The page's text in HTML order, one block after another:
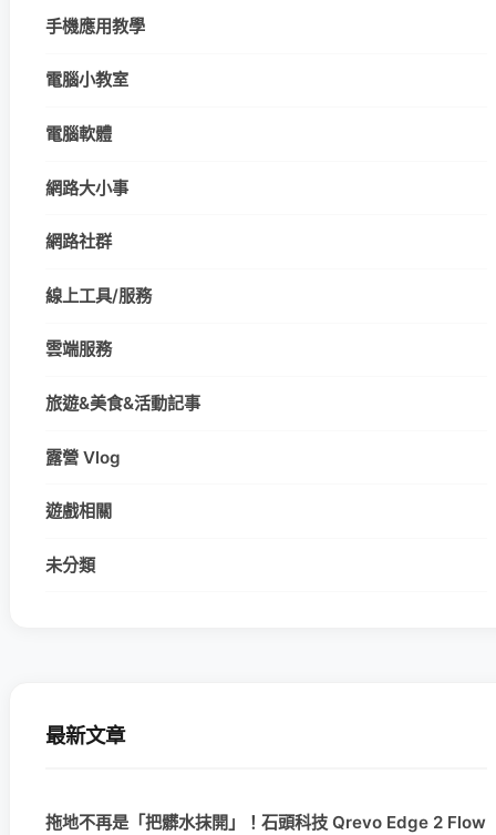
手機應用教學
電腦小教室
電腦軟體
網路大小事
網路社群
線上工具/服務
雲端服務
旅遊&美食&活動記事
露營 Vlog
遊戲相關
未分類
最新文章
拖地不再是「把髒水抹開」！石頭科技 Qrevo Edge 2 Flow